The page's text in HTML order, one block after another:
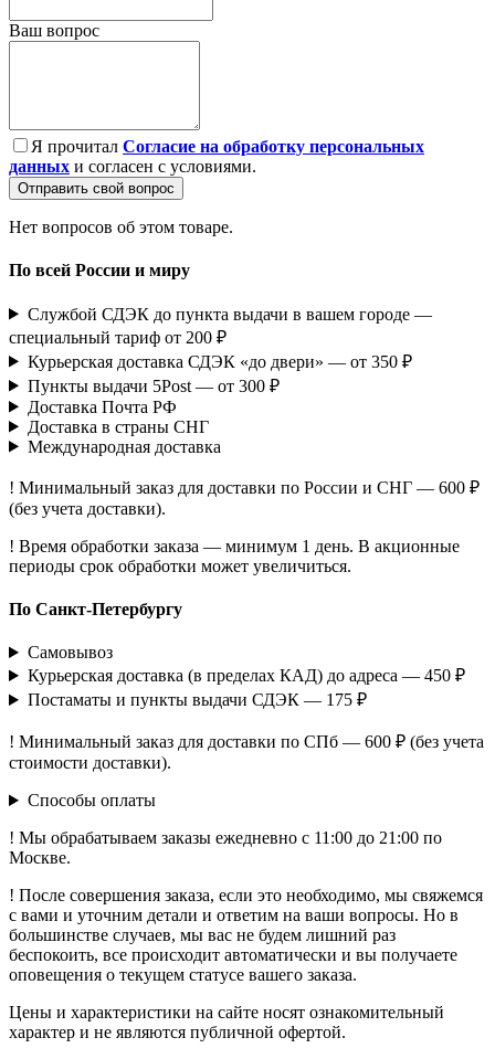
Ваш вопрос
Я прочитал Согласие на обработку персональных
данных и согласен с условиями.
Отправить свой вопрос
Нет вопросов об этом товаре.
По всей России и миру
Службой СДЭК до пункта выдачи в вашем городе —
специальный тариф от 200 ₽
Курьерская доставка СДЭК «до двери» — от 350 ₽
Пункты выдачи 5Post — от 300 ₽
Доставка Почта РФ
Доставка в страны СНГ
Международная доставка
! Минимальный заказ для доставки по России и СНГ — 600 ₽
(без учета доставки).
! Время обработки заказа — минимум 1 день. В акционные
периоды срок обработки может увеличиться.
По Санкт-Петербургу
Самовывоз
Курьерская доставка (в пределах КАД) до адреса — 450 ₽
Постаматы и пункты выдачи СДЭК — 175 ₽
! Минимальный заказ для доставки по СПб — 600 ₽ (без учета
стоимости доставки).
Способы оплаты
! Мы обрабатываем заказы ежедневно с 11:00 до 21:00 по
Москве.
! После совершения заказа, если это необходимо, мы свяжемся
с вами и уточним детали и ответим на ваши вопросы. Но в
большинстве случаев, мы вас не будем лишний раз
беспокоить, все происходит автоматически и вы получаете
оповещения о текущем статусе вашего заказа.
Цены и характеристики на сайте носят ознакомительный
характер и не являются публичной офертой.